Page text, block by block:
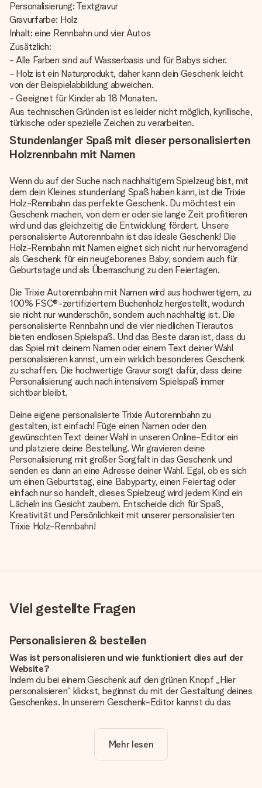
Personalisierung: Textgravur
Gravurfarbe: Holz
Inhalt: eine Rennbahn und vier Autos
Zusätzlich:
- Alle Farben sind auf Wasserbasis und für Babys sicher.
- Holz ist ein Naturprodukt, daher kann dein Geschenk leicht
von der Beispielabbildung abweichen.
- Geeignet für Kinder ab 18 Monaten.
Aus technischen Gründen ist es leider nicht möglich, kyrillische,
türkische oder spezielle Zeichen zu verarbeiten.
Stundenlanger Spaß mit dieser personalisierten
Holzrennbahn mit Namen
Wenn du auf der Suche nach nachhaltigem Spielzeug bist, mit
dem dein Kleines stundenlang Spaß haben kann, ist die Trixie
Holz-Rennbahn das perfekte Geschenk. Du möchtest ein
Geschenk machen, von dem er oder sie lange Zeit profitieren
wird und das gleichzeitig die Entwicklung fördert. Unsere
personalisierte Autorennbahn ist das ideale Geschenk! Die
Holz-Rennbahn mit Namen eignet sich nicht nur hervorragend
als Geschenk für ein neugeborenes Baby, sondern auch für
Geburtstage und als Überraschung zu den Feiertagen.
Die Trixie Autorennbahn mit Namen wird aus hochwertigem, zu
100% FSC®-zertifiziertem Buchenholz hergestellt, wodurch
sie nicht nur wunderschön, sondern auch nachhaltig ist. Die
personalisierte Rennbahn und die vier niedlichen Tierautos
bieten endlosen Spielspaß. Und das Beste daran ist, dass du
das Spiel mit deinem Namen oder einem Text deiner Wahl
personalisieren kannst, um ein wirklich besonderes Geschenk
zu schaffen. Die hochwertige Gravur sorgt dafür, dass deine
Personalisierung auch nach intensivem Spielspaß immer
sichtbar bleibt.
Deine eigene personalisierte Trixie Autorennbahn zu
gestalten, ist einfach! Füge einen Namen oder den
gewünschten Text deiner Wahl in unseren Online-Editor ein
und platziere deine Bestellung. Wir gravieren deine
Personalisierung mit großer Sorgfalt in das Geschenk und
senden es dann an eine Adresse deiner Wahl. Egal, ob es sich
um einen Geburtstag, eine Babyparty, einen Feiertag oder
einfach nur so handelt, dieses Spielzeug wird jedem Kind ein
Lächeln ins Gesicht zaubern. Entscheide dich für Spaß,
Kreativität und Persönlichkeit mit unserer personalisierten
Trixie Holz-Rennbahn!
Viel gestellte Fragen
Personalisieren & bestellen
Was ist personalisieren und wie funktioniert dies auf der
Website?
Indem du bei einem Geschenk auf den grünen Knopf „Hier
personalisieren“ klickst, beginnst du mit der Gestaltung deines
Geschenkes. In unserem Geschenk-Editor kannst du das
noch eines unserer angebotenen Designs, um deinem
Geschenk die perfekte Ausstrahlung zu verleihen.
Mehr lesen